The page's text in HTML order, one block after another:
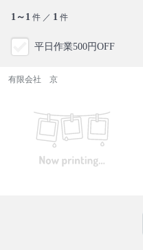
1～1 件 ／ 1 件
平日作業500円OFF
有限会社 京